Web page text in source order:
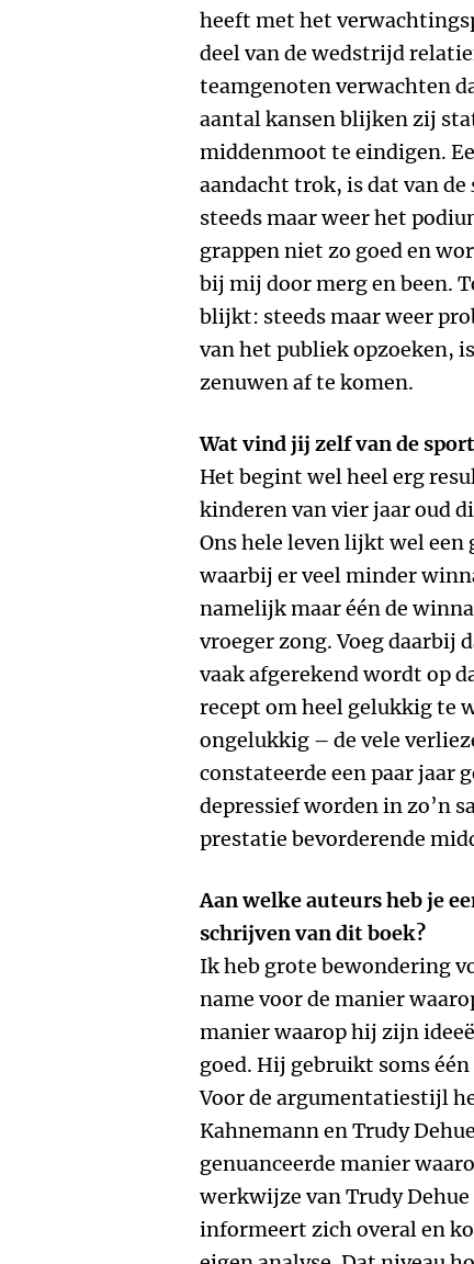
heeft met het
deel van de wedstrijd
teamgenoten verwachten
aantal kansen blijken zij
middenmoot te eindigen.
aandacht trok, is dat van de
steeds maar weer het
grappen niet zo goed en
bij mij door merg en been.
blijkt: steeds maar weer
van het publiek opzoeken,
zenuwen af te komen.
Wat vind jij zelf van de
Het begint wel heel erg
kinderen van vier jaar oud
Ons hele leven lijkt wel
waarbij er veel minder
namelijk maar één de
vroeger zong. Voeg daarbij
vaak afgerekend wordt op
recept om heel gelukkig te
ongelukkig – de vele
constateerde een paar jaar
depressief worden in zo’n
prestatie bevorderende
Aan welke auteurs heb je
schrijven van dit boek?
Ik heb grote bewondering
name voor de manier
manier waarop hij zijn
goed. Hij gebruikt soms
Voor de argumentatiestijl
Kahnemann en Trudy
genuanceerde manier
werkwijze van Trudy
informeert zich overal en